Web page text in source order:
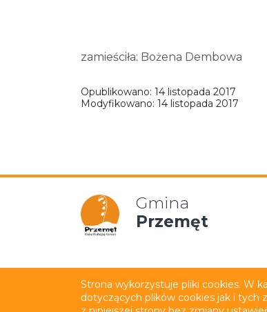
zamieściła: Bożena Dembowa
Opublikowano: 14 listopada 2017
Modyfikowano: 14 listopada 2017
Gmina
Przemęt
Mapa strony
Wykonanie:netkoncept.com
Strona wykorzystuje pliki cookies. W
dotyczących plików cookies jak i tych